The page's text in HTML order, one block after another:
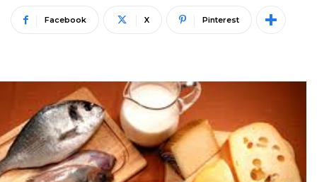
Facebook X Pinterest